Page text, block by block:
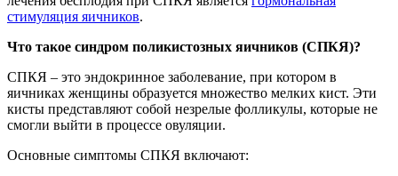
стимуляция яичников.
Что такое синдром поликистозных яичников (СПКЯ)?
СПКЯ – это эндокринное заболевание, при котором в
яичниках женщины образуется множество мелких кист. Эти
кисты представляют собой незрелые фолликулы, которые не
смогли выйти в процессе овуляции.
Основные симптомы СПКЯ включают: